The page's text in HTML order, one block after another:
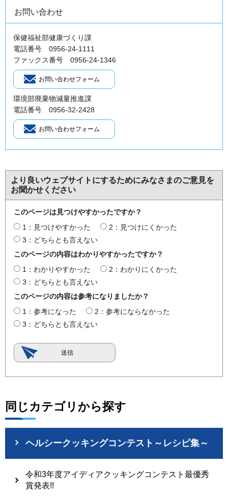
お問い合わせ
保健福祉部健康づくり課
電話番号 0956-24-1111
ファックス番号 0956-24-1346
環境部廃棄物減量推進課
電話番号 0956-32-2428
より良いウェブサイトにするためにみなさまのご意見を
お聞かせください
このページは見つけやすかったですか？
1：見つけやすかった
2：見つけにくかった
3：どちらとも言えない
このページの内容はわかりやすかったですか？
1：わかりやすかった
2：わかりにくかった
3：どちらとも言えない
このページの内容は参考になりましたか？
1：参考になった
2：参考にならなかった
3：どちらとも言えない
同じカテゴリから探す
ヘルシークッキングコンテスト～レシピ集～
令和3年度アイディアクッキングコンテスト最優秀
賞発表!!